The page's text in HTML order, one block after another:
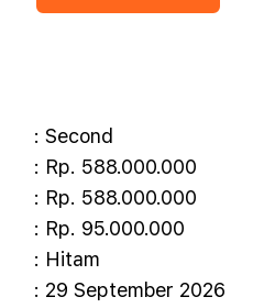
: Second
: Rp. 588.000.000
: Rp. 588.000.000
: Rp. 95.000.000
: Hitam
: 29 September 2026